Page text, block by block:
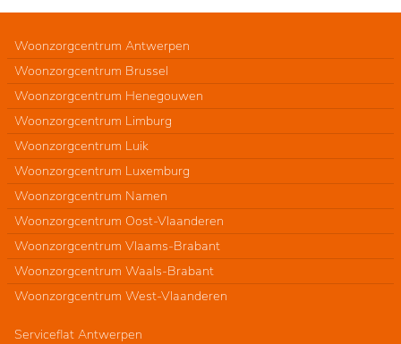
Woonzorgcentrum Antwerpen
Woonzorgcentrum Brussel
Woonzorgcentrum Henegouwen
Woonzorgcentrum Limburg
Woonzorgcentrum Luik
Woonzorgcentrum Luxemburg
Woonzorgcentrum Namen
Woonzorgcentrum Oost-Vlaanderen
Woonzorgcentrum Vlaams-Brabant
Woonzorgcentrum Waals-Brabant
Woonzorgcentrum West-Vlaanderen
Serviceflat Antwerpen